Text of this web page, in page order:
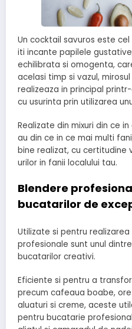
Un cocktail savuros este
iti incante papilele
echilibrata si omogenta,
acelasi timp si vazul,
realizeaza in principal
cu usurinta prin utilizarea
Realizate din mixuri din ce
au din ce in ce mai multi
bine realizat, cu
urilor in fanii localului tau.
Blendere
bucatarilor de
Utilizate si pentru
profesionale sunt unul
bucatarilor creativi.
Eficiente si pentru a
precum cafeaua boabe,
aluaturi si creme, aceste
pentru bucatarie